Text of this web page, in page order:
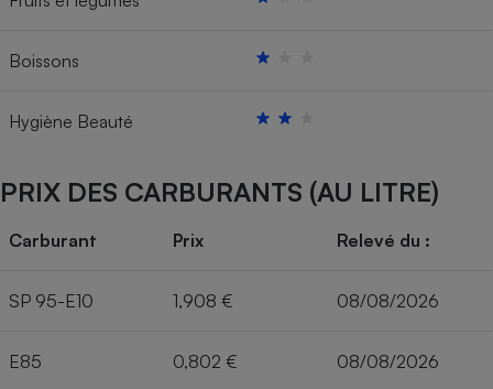
Boissons
Hygiène Beauté
PRIX DES CARBURANTS (AU LITRE)
Carburant Prix Relevé du :
SP 95-E10 1,908 € 08/08/2026
E85 0,802 € 08/08/2026